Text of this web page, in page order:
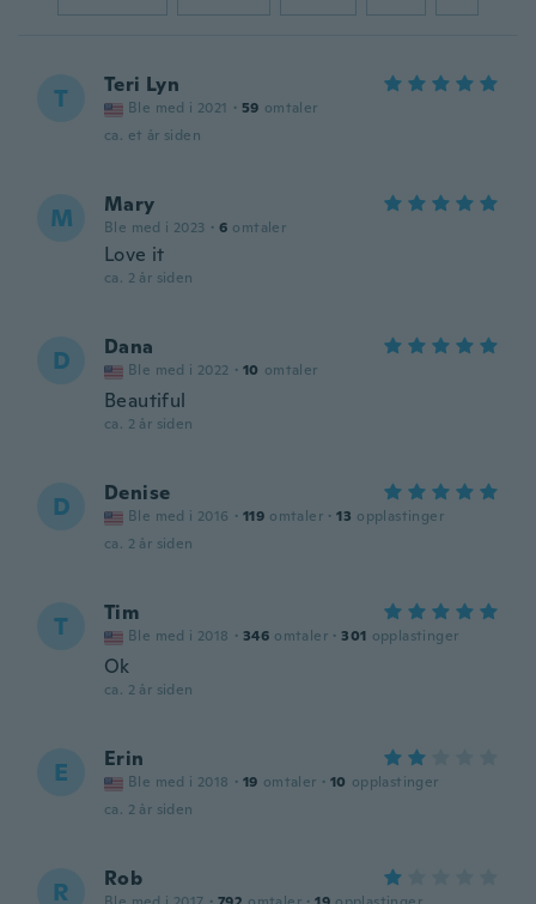
T Teri Lyn
Ble med i 2021 · 59 omtaler
ca. et år siden
M Mary
Ble med i 2023 · 6 omtaler
Love it
ca. 2 år siden
D Dana
Ble med i 2022 · 10 omtaler
Beautiful
ca. 2 år siden
D Denise
Ble med i 2016 · 119 omtaler · 13 opplastinger
ca. 2 år siden
T Tim
Ble med i 2018 · 346 omtaler · 301 opplastinger
Ok
ca. 2 år siden
E Erin
Ble med i 2018 · 19 omtaler · 10 opplastinger
ca. 2 år siden
R Rob